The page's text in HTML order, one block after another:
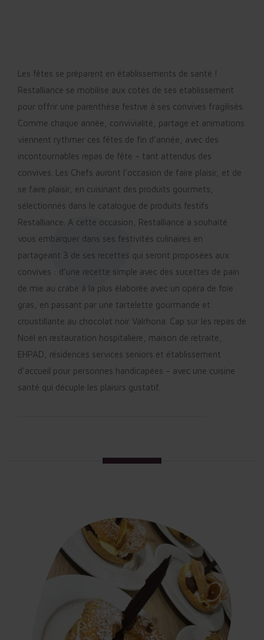
Les fêtes se préparent en établissements de santé !
Restalliance se mobilise aux cotés de ses établissement
pour offrir une parenthèse festive à ses convives fragilisés.
Comme chaque année, convivialité, partage et animations
viennent rythmer ces fêtes de fin d’année, avec des
incontournables repas de fête – tant attendus des
convives. Les Chefs auront l’occasion de faire plaisir, et de
se faire plaisir, en cuisinant des produits gourmets,
sélectionnés dans le catalogue de produits festifs
Restalliance. A cette occasion, Restalliance a souhaité
vous embarquer dans ses festivités culinaires en
partageant 3 de ses recettes qui seront proposées aux
convives : d’une recette simple avec des sucettes de pain
de mie au crabe à la plus élaborée avec un opéra de foie
gras, en passant par une tartelette gourmande et
croustillante au chocolat noir Valrhona. Cap sur les repas de
Noël en restauration hospitalière, maison de retraite,
EHPAD, résidences services seniors et établissement
d’accueil pour personnes handicapées – avec une cuisine
santé qui décuple les plaisirs gustatif.